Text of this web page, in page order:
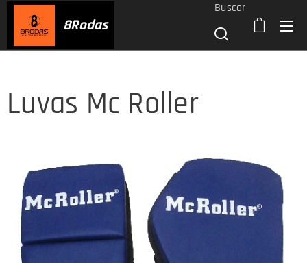
8Rodas
Buscar
Luvas Mc Roller